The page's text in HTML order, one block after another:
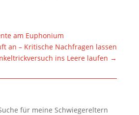
am Euphonium
an – Kritische Nachfragen lassen
ins Leere laufen →
für meine Schwiegereltern